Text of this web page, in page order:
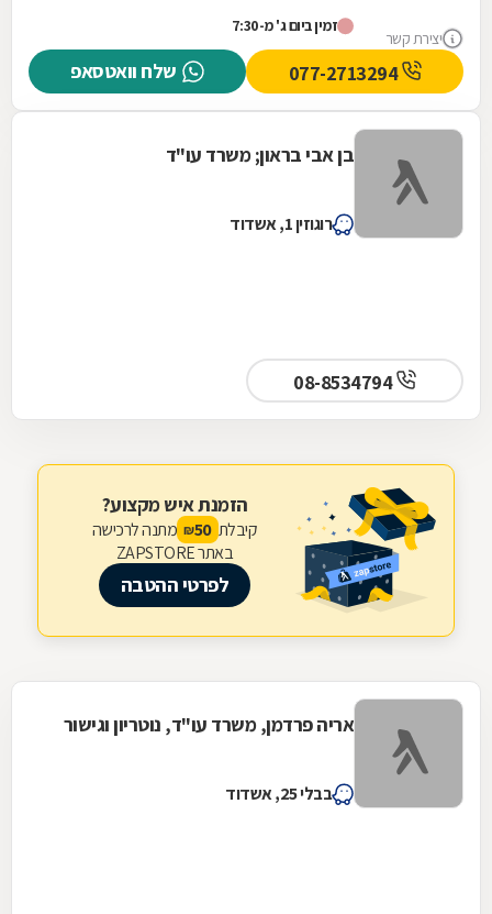
יצירת קשר
וירושה, בו...
זמין ביום ג' מ-7:30
שלח וואטסאפ 077-2713294
בן אבי בראון; משרד עו"ד
רוגוזין 1, אשדוד
08-8534794
הזמנת איש מקצוע?
קיבלת 50
₪ מתנה לרכישה
באתר ZAPSTORE
לפרטי ההטבה
אריה פרדמן, משרד עו"ד, נוטריון וגישור
בבלי 25, אשדוד